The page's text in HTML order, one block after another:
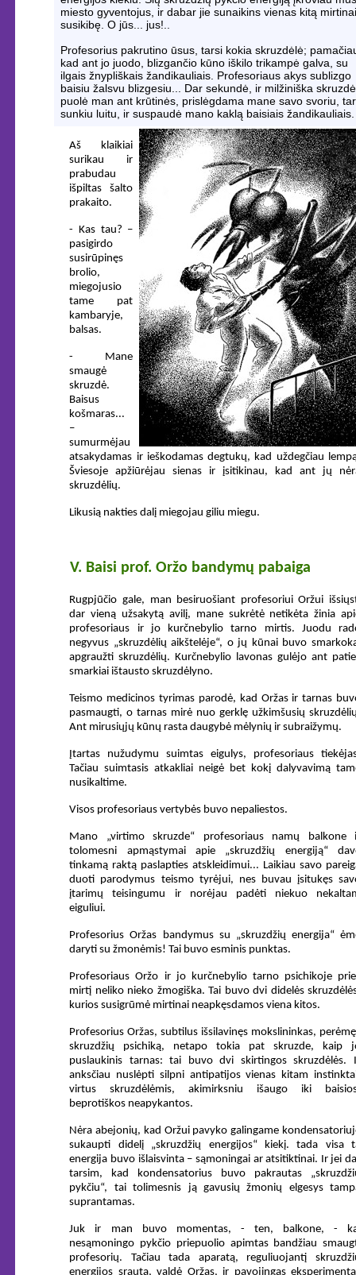
miesto gyventojus, ir dabar jie sunaikins vienas kitą
susikibę. O jūs... jus!..
Profesorius pakrutino ūsus, tarsi kokia skruzdėlė;
kad ant jo juodo, blizgančio kūno iškilo trikampė galva, su
ilgais žnypliškais žandikauliais. Profesoriaus akys sublizgo
baisiu žalsvu blizgesiu... Dar sekundė, ir milžiniška
puolė man ant krūtinės, prislėgdama mane savo svoriu,
sunkiu luitu, ir suspaudė mano kaklą baisiais žandikauliais.
Aš klaikiai
surikau ir
prabudau
išpiltas šalto
prakaito.
- Kas tau? –
pasigirdo
susirūpinęs
brolio,
miegojusio
tame pat
kambaryje,
balsas.
- Mane
smaugė
skruzdė.
Baisus
košmaras...
–
sumurmėjau
atsakydamas ir ieškodamas degtukų, kad uždegčiau
Šviesoje apžiūrėjau sienas ir įsitikinau, kad ant jų
skruzdėlių.
Likusią nakties dalį miegojau giliu miegu.
V. Baisi prof. Oržo bandymų pabaiga
Rugpjūčio gale, man besiruošiant profesoriui Oržui
dar vieną užsakytą avilį, mane sukrėtė netikėta žinia
profesoriaus ir jo kurčnebylio tarno mirtis. Juodu
negyvus „skruzdėlių aikštelėje“, o jų kūnai buvo
apgraužti skruzdėlių. Kurčnebylio lavonas gulėjo ant
smarkiai ištausto skruzdėlyno.
Teismo medicinos tyrimas parodė, kad Oržas ir tarnas
pasmaugti, o tarnas mirė nuo gerklę užkimšusių
Ant mirusiųjų kūnų rasta daugybė mėlynių ir subraižymų.
Įtartas nužudymu suimtas eigulys, profesoriaus
Tačiau suimtasis atkakliai neigė bet kokį dalyvavimą
nusikaltime.
Visos profesoriaus vertybės buvo nepaliestos.
Mano „virtimo skruzde“ profesoriaus namų balkone
tolomesni apmąstymai apie „skruzdžių energiją“
tinkamą raktą paslapties atskleidimui... Laikiau savo
duoti parodymus teismo tyrėjui, nes buvau įsitukęs
įtarimų teisingumu ir norėjau padėti niekuo
eiguliui.
Profesorius Oržas bandymus su „skruzdžių energija“
daryti su žmonėmis! Tai buvo esminis punktas.
Profesoriaus Oržo ir jo kurčnebylio tarno psichikoje
mirtį neliko nieko žmogiška. Tai buvo dvi didelės
kurios susigrūmė mirtinai neapkęsdamos viena kitos.
Profesorius Oržas, subtilus išsilavinęs mokslininkas,
skruzdžių psichiką, netapo tokia pat skruzde, kaip
puslaukinis tarnas: tai buvo dvi skirtingos skruzdėlės.
anksčiau nuslėpti silpni antipatijos vienas kitam
virtus skruzdėlėmis, akimirksniu išaugo iki
beprotiškos neapykantos.
Nėra abejonių, kad Oržui pavyko galingame
sukaupti didelį „skruzdžių energijos“ kiekį. tada visa
energija buvo išlaisvinta – sąmoningai ar atsitiktinai. Ir jei
tarsim, kad kondensatorius buvo pakrautas
pykčiu“, tai tolimesnis ją gavusių žmonių elgesys
suprantamas.
Juk ir man buvo momentas, - ten, balkone, -
nesąmoningo pykčio priepuolio apimtas bandžiau
profesorių. Tačiau tada aparatą, reguliuojantį
energijos srautą, valdė Oržas, ir pavojingas